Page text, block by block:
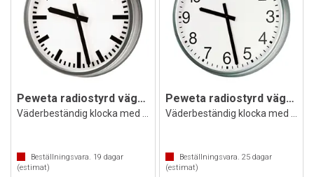
Peweta radiostyrd väggklocka Bollsäker
Beställningsvara. 19 dagar
(estimat)
Peweta radiostyrd väggklocka Bollsäker
Beställningsvara. 25dagar
(estimat)